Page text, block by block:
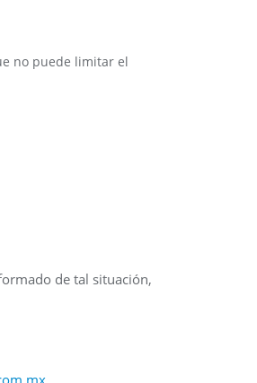
no puede limitar el
de tal situación,